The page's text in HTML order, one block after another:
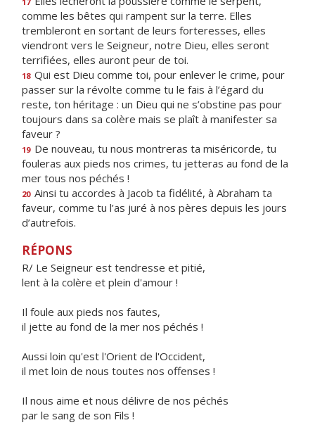
comme les bêtes qui rampent sur la terre. Elles
trembleront en sortant de leurs forteresses, elles
viendront vers le Seigneur, notre Dieu, elles seront
terrifiées, elles auront peur de toi.
18 Qui est Dieu comme toi, pour enlever le crime, pour
passer sur la révolte comme tu le fais à l’égard du
reste, ton héritage : un Dieu qui ne s’obstine pas pour
toujours dans sa colère mais se plaît à manifester sa
faveur ?
19 De nouveau, tu nous montreras ta miséricorde, tu
fouleras aux pieds nos crimes, tu jetteras au fond de la
mer tous nos péchés !
20 Ainsi tu accordes à Jacob ta fidélité, à Abraham ta
faveur, comme tu l’as juré à nos pères depuis les jours
d’autrefois.
RÉPONS
R/ Le Seigneur est tendresse et pitié,
lent à la colère et plein d'amour !
Il foule aux pieds nos fautes,
il jette au fond de la mer nos péchés !
Aussi loin qu'est l'Orient de l'Occident,
il met loin de nous toutes nos offenses !
Il nous aime et nous délivre de nos péchés
par le sang de son Fils !